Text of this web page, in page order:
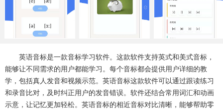
系统工具
健康医疗
ai工具
334款应用
96款应用
英语音标是一款音标学习软件。这款软件支持英式和美式音标，
能够让不同需求的用户都能学习。每个音标都会提供用户详细的教
学，包括真人发音和视频示范。英语音标这款软件可以通过跟读练习
和录音比对，及时纠正用户的发音错误。软件还结合常用词汇和动画
示意，让记忆更加轻松。英语音标的相近音标对比清晰，能够帮助零